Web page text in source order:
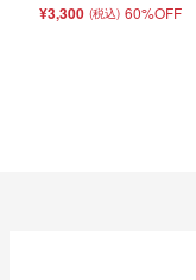
¥3,300 (税込) 60%OFF